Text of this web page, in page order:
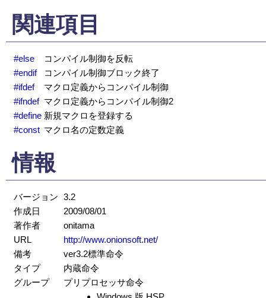
関連項目
#else
コンパイル制御を反転
#endif
コンパイル制御ブロック終了
#ifdef
マクロ定義からコンパイル制御
#ifndef マクロ定義からコンパイル制御2
#define 新規マクロを登録する
#const マクロ名の定数定義
情報
バージョン 3.2
作成日
2009/08/01
著作者
onitama
URL
http://www.onionsoft.net/
備考
ver3.2標準命令
タイプ
内蔵命令
グループ
プリプロセッサ命令